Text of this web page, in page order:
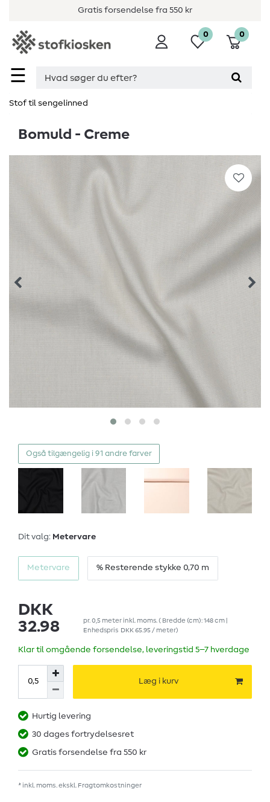
Gratis forsendelse fra 550 kr
☰
0 0
Stof til sengelinned
Bomuld - Creme
Også tilgængelig i 91 andre farver
Dit valg: Metervare
Metervare % Resterende stykke 0,70 m
DKK
32.98
pr. 0,5 meterinkl. moms. ( Bredde (cm): 148 cm |
Enhedspris DKK 65.95 / meter)
Klar til omgående forsendelse, leveringstid 5–7 hverdage
Læg i kurv
Hurtig levering
30 dages fortrydelsesret
Gratis forsendelse fra 550 kr
* inkl. moms. ekskl. Fragtomkostninger